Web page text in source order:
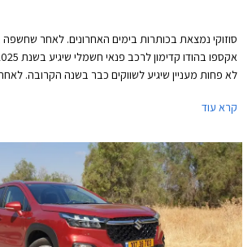
סוזוקי נמצאת בכותרות בימים האחרונים. לאחר
לא פחות מעניין שיגיע לשווקים כבר בשנה הקרובה.
ג'ימיני החביב עם 5 דלתות ושימושיות משופרת.
קרא עוד